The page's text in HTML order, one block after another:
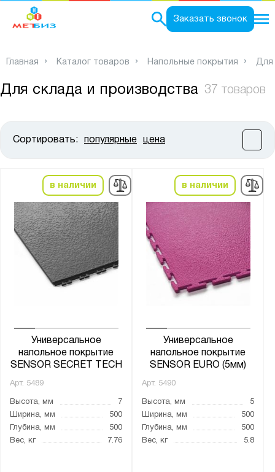
Заказать звонок
Главная Каталог товаров Напольные покрытия Для
Для склада и производства 37 товаров
Сортировать: популярные цена
в наличии
Универсальное
напольное покрытие
SENSOR SECRET TECH
Арт. 5489
Высота, мм
7
Ширина, мм
500
Глубина, мм
500
Вес, кг
7.76
в наличии
Универсальное
напольное покрытие
SENSOR EURO (5мм)
Арт. 5490
Высота, мм
5
Ширина, мм
500
Глубина, мм
500
Вес, кг
5.8
Высота, мм:
от до
Ширина, мм:
от до
«Накладные пазы»
«Т-образный»